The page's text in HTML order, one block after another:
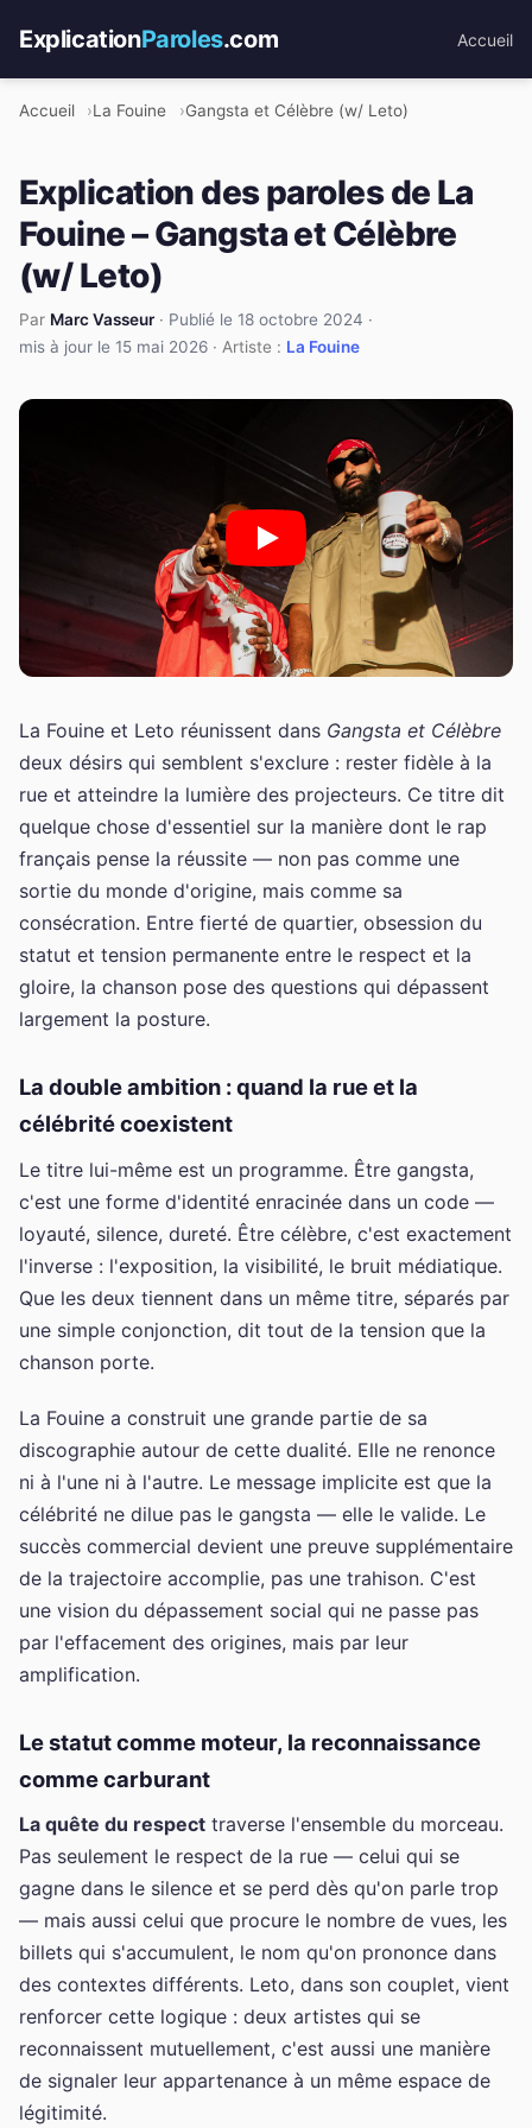
ExplicationParoles.com Accueil
Accueil La Fouine Gangsta et Célèbre (w/ Leto)
Explication des paroles de La
Fouine – Gangsta et Célèbre
(w/ Leto)
Par Marc Vasseur· Publié le 18 octobre 2024 ·
mis à jour le 15 mai 2026 · Artiste : La Fouine
La Fouine et Leto réunissent dans Gangsta et Célèbre
deux désirs qui semblent s'exclure : rester fidèle à la
rue et atteindre la lumière des projecteurs. Ce titre dit
quelque chose d'essentiel sur la manière dont le rap
français pense la réussite — non pas comme une
sortie du monde d'origine, mais comme sa
consécration. Entre fierté de quartier, obsession du
statut et tension permanente entre le respect et la
gloire, la chanson pose des questions qui dépassent
largement la posture.
La double ambition : quand la rue et la
célébrité coexistent
Le titre lui-même est un programme. Être gangsta,
c'est une forme d'identité enracinée dans un code —
loyauté, silence, dureté. Être célèbre, c'est exactement
l'inverse : l'exposition, la visibilité, le bruit médiatique.
Que les deux tiennent dans un même titre, séparés par
une simple conjonction, dit tout de la tension que la
chanson porte.
La Fouine a construit une grande partie de sa
discographie autour de cette dualité. Elle ne renonce
ni à l'une ni à l'autre. Le message implicite est que la
célébrité ne dilue pas le gangsta — elle le valide. Le
succès commercial devient une preuve supplémentaire
de la trajectoire accomplie, pas une trahison. C'est
une vision du dépassement social qui ne passe pas
par l'effacement des origines, mais par leur
amplification.
Le statut comme moteur, la reconnaissance
comme carburant
La quête du respect traverse l'ensemble du morceau.
Pas seulement le respect de la rue — celui qui se
gagne dans le silence et se perd dès qu'on parle trop
— mais aussi celui que procure le nombre de vues, les
billets qui s'accumulent, le nom qu'on prononce dans
des contextes différents. Leto, dans son couplet, vient
renforcer cette logique : deux artistes qui se
reconnaissent mutuellement, c'est aussi une manière
de signaler leur appartenance à un même espace de
légitimité.